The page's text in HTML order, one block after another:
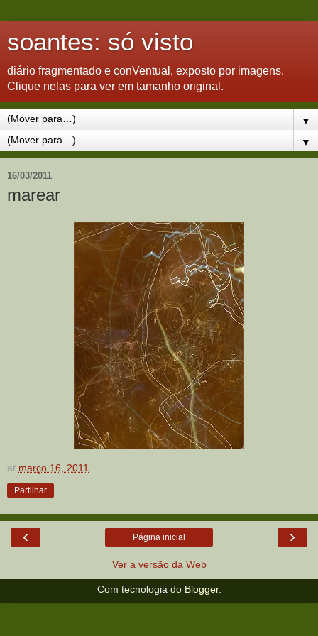
soantes: só visto
diário fragmentado e conVentual, exposto por imagens.
Clique nelas para ver em tamanho original.
▼
▼
16/03/2011
marear
at março 16, 2011
Partilhar
‹ ›
Página inicial
Ver a versão da Web
Com tecnologia do Blogger.